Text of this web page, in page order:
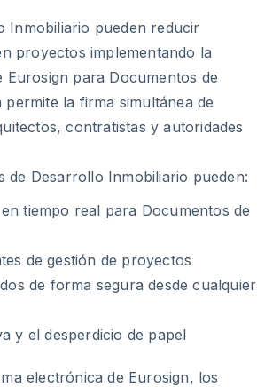
Inmobiliario pueden reducir
proyectos implementando la
para Documentos de
la firma simultánea de
contratistas y autoridades
de Desarrollo Inmobiliario pueden:
tiempo real para Documentos de
de gestión de proyectos
de forma segura desde cualquier
y el desperdicio de papel
electrónica de Eurosign, los